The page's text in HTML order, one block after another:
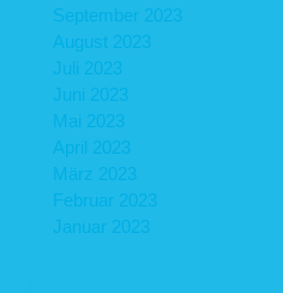
September 2023
August 2023
Juli 2023
Juni 2023
Mai 2023
April 2023
März 2023
Februar 2023
Januar 2023